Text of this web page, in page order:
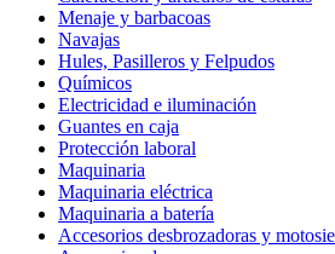
Menaje y barbacoas
Navajas
Hules, Pasilleros y Felpudos
Químicos
Electricidad e iluminación
Guantes en caja
Protección laboral
Maquinaria
Maquinaria eléctrica
Maquinaria a batería
Accesorios desbrozadoras y